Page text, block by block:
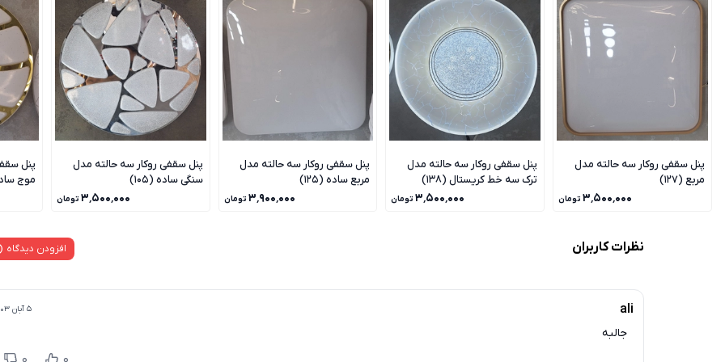
پنل سقفی روکار سه حالته مدل
مربع (127)
۳٬۵۰۰٬۰۰۰ تومان
پنل سقفی روکار سه حالته مدل
ترک سه خط کریستال (138)
۳٬۵۰۰٬۰۰۰ تومان
پنل سقفی روکار سه حالته مدل
مربع ساده (125)
۳٬۹۰۰٬۰۰۰ تومان
پنل سقفی روکار سه حالته مدل
سنگی ساده (105)
۳٬۵۰۰٬۰۰۰ تومان
پنل
موج ساده
نظرات کاربران افزودن دیدگاه
ali ۵ آبان ۱۴۰۳
جالبه